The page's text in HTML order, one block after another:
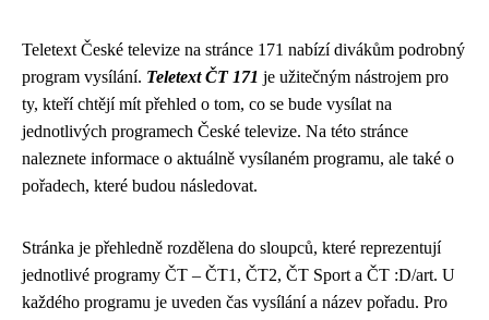
Teletext České televize na stránce 171 nabízí divákům podrobný
program vysílání. Teletext ČT 171 je užitečným nástrojem pro
ty, kteří chtějí mít přehled o tom, co se bude vysílat na
jednotlivých programech České televize. Na této stránce
naleznete informace o aktuálně vysílaném programu, ale také o
pořadech, které budou následovat.
Stránka je přehledně rozdělena do sloupců, které reprezentují
jednotlivé programy ČT – ČT1, ČT2, ČT Sport a ČT :D/art. U
každého programu je uveden čas vysílání a název pořadu. Pro